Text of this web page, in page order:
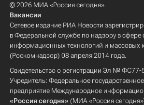
© 2026 МИА «Россия сегодня»
Вакансии
Сетевое издание РИА Новости
в Федеральной службе по надзору в сфере
информационных технологий и массовых
(Роскомнадзор) 08 апреля 2014 года.
Свидетельство о регистрации Эл № ФС77-
Учредитель: Федеральное
предприятие Международное
«Россия сегодня» (МИА «Россия